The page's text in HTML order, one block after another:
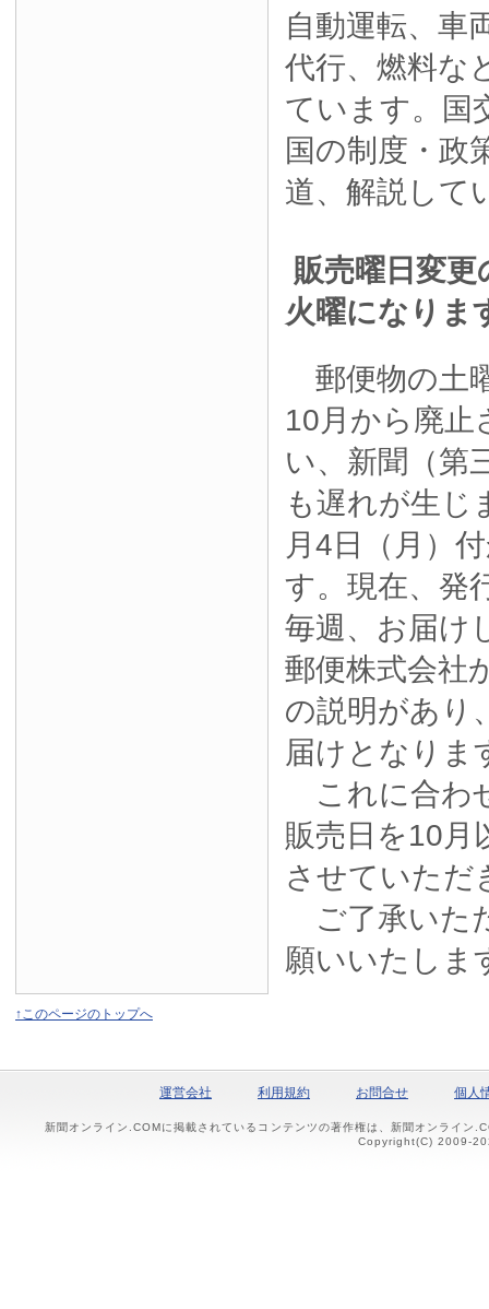
自動運転、車
代行、燃料な
ています。国
国の制度・政
道、解説して
販売曜日変
火曜になりま
郵便物の土
10月から廃止
い、新聞（第
も遅れが生じ
月4日（月）
す。現在、発
毎週、お届け
郵便株式会社
の説明があり
届けとなりま
これに合わ
販売日を10月
させていただ
ご了承いた
願いいたしま
↑このページのトップへ
運営会社 利用規約 お問合せ 個人
新聞オンライン.COMに掲載されているコンテンツの著作権は、新聞オンライン
Copyright(C) 2009-